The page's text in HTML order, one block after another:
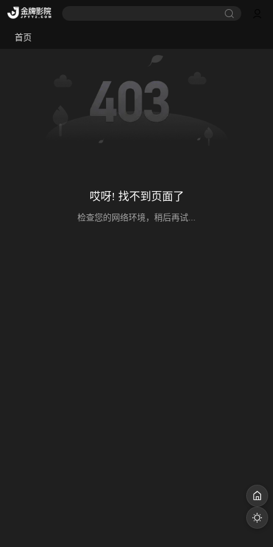
首页
哎呀! 找不到页面了
检查您的网络环境，稍后再试...